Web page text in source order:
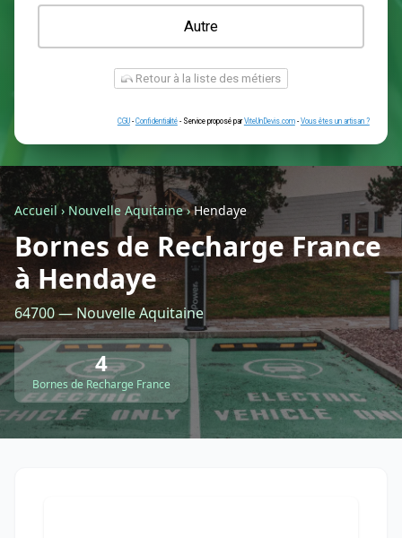
Une prise renforcée (type greenup)
Une simple prise
Je ne sais pas encore
Autre
Retour à la liste des métiers
CGU-Confidentialité- Service proposé parViteUnDevis.com-Vous
Accueil› Nouvelle Aquitaine›Hendaye
Bornes de Recharge France
à Hendaye
64700 — Nouvelle Aquitaine
4
Bornes de Recharge France